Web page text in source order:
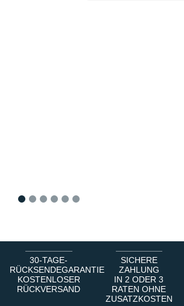
30-TAGE-
RÜCKSENDEGARANTIE
KOSTENLOSER
RÜCKVERSAND
SICHERE
ZAHLUNG
IN 2 ODER 3
RATEN OHNE
ZUSATZKOSTEN